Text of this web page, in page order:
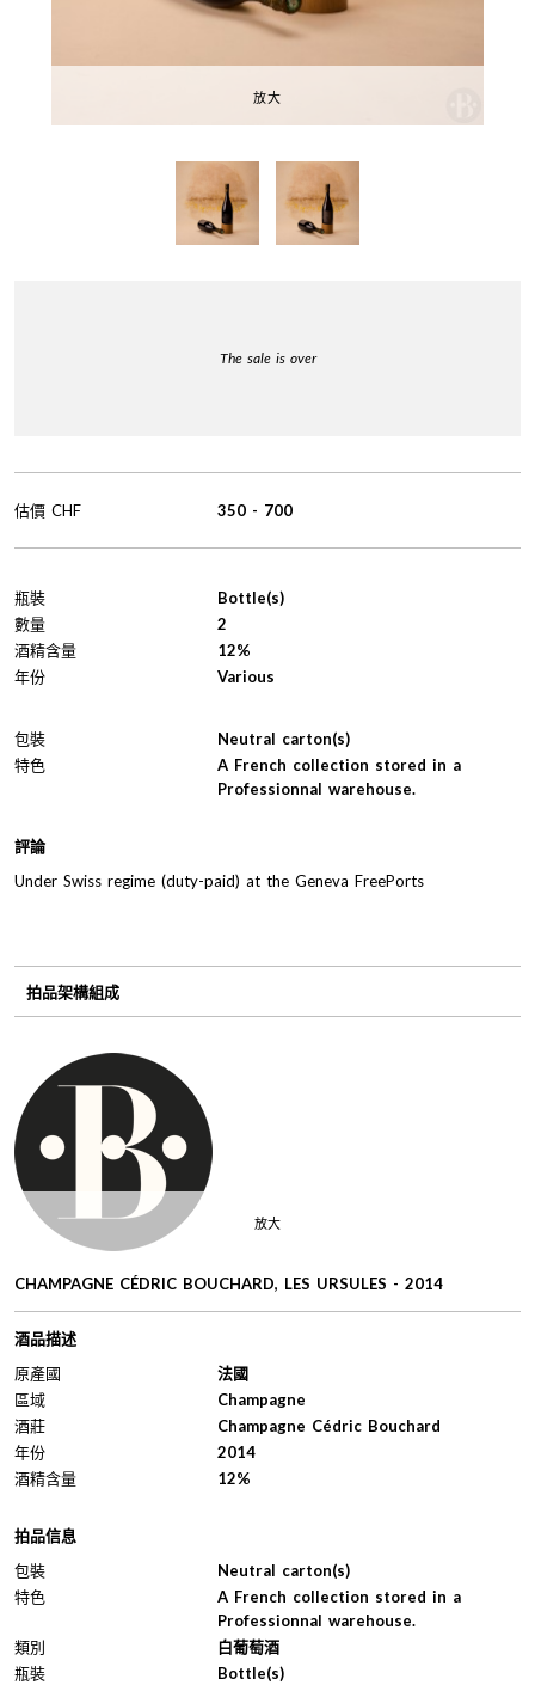
放大
The sale is over
瓶裝
Bottle(s)
數量
2
酒精含量
12%
年份
Various
包裝
Neutral carton(s)
特色
A French collection stored in a
Professionnal warehouse.
估價 CHF 350 - 700
評論
Under Swiss regime (duty-paid) at the Geneva FreePorts
拍品架構組成
放大
CHAMPAGNE CÉDRIC BOUCHARD, LES URSULES - 2014
酒品描述
原產國
法國
區域
Champagne
酒莊
Champagne Cédric Bouchard
年份
2014
酒精含量
12%
拍品信息
包裝
Neutral carton(s)
特色
A French collection stored in a
Professionnal warehouse.
類別
白葡萄酒
瓶裝
Bottle(s)